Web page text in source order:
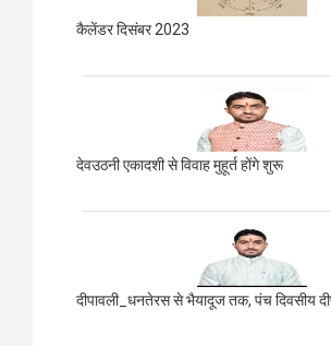
कैलेंडर दिसंबर 2023
देवउठनी एकादशी से विवाह मुहूर्त होंगे शुरू
दीपावली_धनतेरस से भैयादूज तक, पंच दिवसीय